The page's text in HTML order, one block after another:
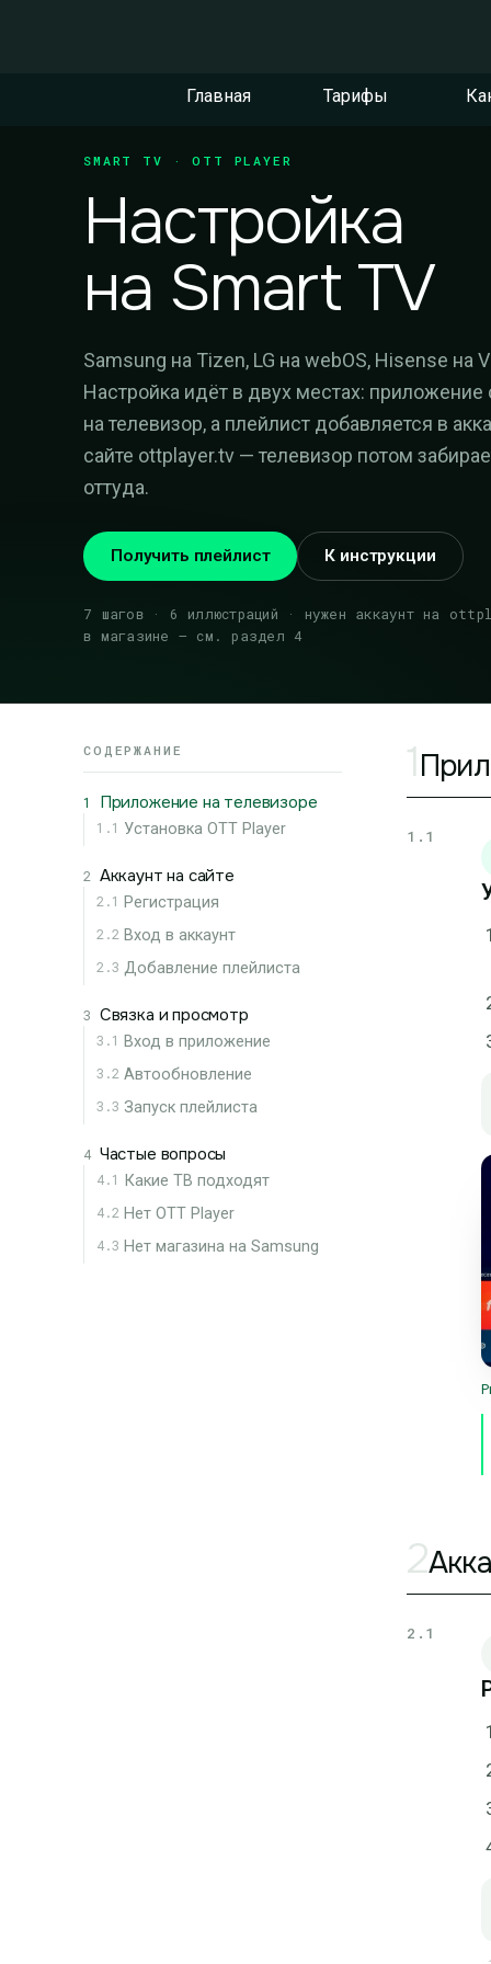
Главная Тарифы
SMART TV · OTT PLAYER
Настройка
на Smart TV
Samsung на Tizen, LG на webOS, Hisense на
Настройка идёт в двух местах: приложение
на телевизор, а плейлист добавляется в
сайте ottplayer.tv — телевизор потом
оттуда.
Получить плейлист К инструкции
7 шагов · 6 иллюстраций · нужен аккаунт на
в магазине — см. раздел 4
СОДЕРЖАНИЕ
1 Приложение на телевизоре
1.1 Установка OTT Player
2 Аккаунт на сайте
2.1 Регистрация
2.2 Вход в аккаунт
2.3 Добавление плейлиста
3 Связка и просмотр
3.1 Вход в приложение
3.2 Автообновление
3.3 Запуск плейлиста
4 Частые вопросы
4.1 Какие ТВ подходят
4.2 Нет OTT Player
4.3 Нет магазина на Samsung
1
1.1
2
2.1